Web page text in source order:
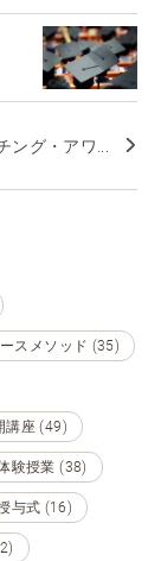
グ・アワ...
スメソッド (35)
講座 (49)
験授業 (38)
与式 (16)